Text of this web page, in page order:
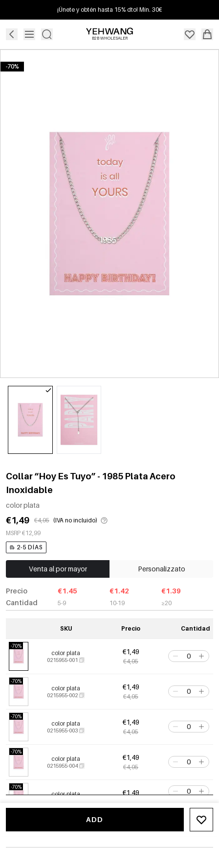
¡Únete y obtén hasta 15% dto! Mín. 30€
B2B WHOLESALER
-70%
Collar “Hoy Es Tuyo” - 1985 Plata Acero
Inoxidable
color plata
€1,49 €4,95 (IVA no incluido)
MSRP €12,99
2-5 DÍAS
Venta al por mayor Personalizzato
Precio
Cantidad
€1.45
5-9
€1.42
10-19
€1.39
≥20
SKU Precio Cantidad
-70%
color plata
0215955-001
€1,49
€4,95
-70%
color plata
0215955-002
€1,49
€4,95
-70%
color plata
0215955-003
€1,49
€4,95
-70%
color plata
0215955-004
€1,49
€4,95
-70%
color plata €1,49
ADD